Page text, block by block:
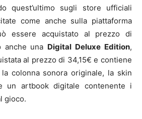
quest’ultimo sugli store ufficiali
come anche sulla piattaforma
essere acquistato al prezzo di
anche una Digital Deluxe Edition,
al prezzo di 34,15€ e contiene
colonna sonora originale, la skin
un artbook digitale contenente i
gioco.